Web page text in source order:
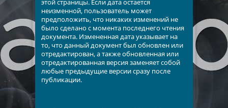
этой страницы. Если дата остается
неизменной, пользователь может
предположить, что никаких изменений не
было сделано с момента последнего чтения
документа. Измененная дата указывает на
то, что данный документ был обновлен или
отредактирован, а также обновленная или
отредактированная версия заменяет собой
любые предыдущие версии сразу после
публикации.